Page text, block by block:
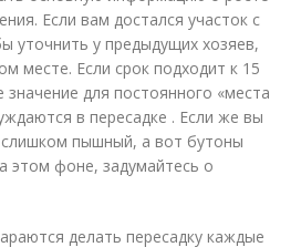
Если вам достался участок с
уточнить у предыдущих хозяев,
месте. Если срок подходит к 15
для постоянного «места
в пересадке . Если же вы
слишком пышный, а вот бутоны
этом фоне, задумайтесь о
делать пересадку каждые